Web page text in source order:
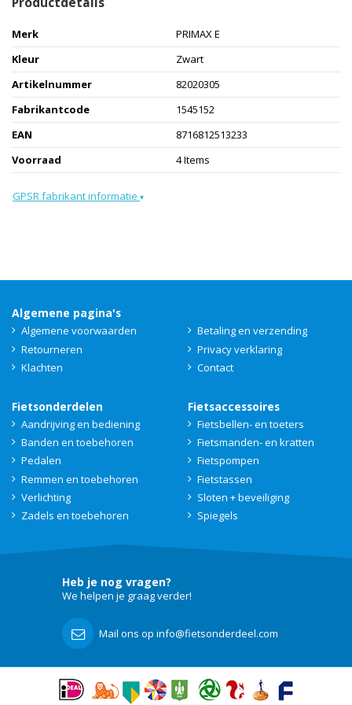
Merk
PRIMAX E
Kleur
Zwart
Artikelnummer
82020305
Fabrikantcode
1545152
EAN
8716812513233
Voorraad
4 Items
GPSR fabrikant informatie ▾
Algemene pagina's
Algemene voorwaarden
Betaling en verzending
Retourneren
Privacy verklaring
Klachten
Contact
Fietsonderdelen
Aandrijving en bediening
Banden en toebehoren
Pedalen
Remmen en toebehoren
Verlichting
Zadels en toebehoren
Fietsaccessoires
Fietsbellen- en toeters
Fietsmanden- en kratten
Fietspompen
Fietstassen
Sloten + beveiliging
Spiegels
Heb je nog vragen?
We helpen je graag verder!
Mail ons op info@fietsonderdeel.com